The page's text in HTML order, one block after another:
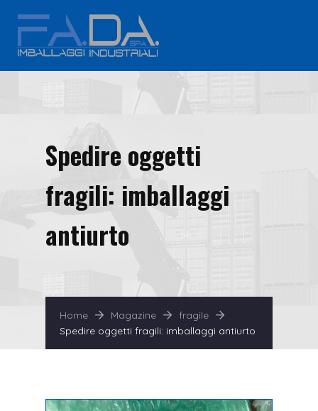
Spedire oggetti
fragili: imballaggi
antiurto
Home Magazine
fragile
Spedire oggetti fragili: imballaggi antiurto